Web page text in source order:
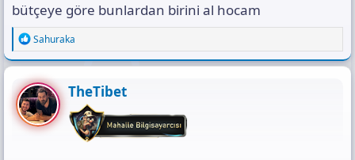
indirimleri kaçırma! Lenovo G24-20 66CFGAC1TK 23.8"
Asus TUF Gaming VG249Q1A 23.8" 1 ms
Full HD IPS 165 Hz Oyuncu Monitörü
Fiyatları, Özellikleri ve Yorumları | En Ucuzu
Akakçe
bütçeye göre bunlardan birini al hocam
R
e
a
c
t
i
o
n
Sahuraka
TheTibet